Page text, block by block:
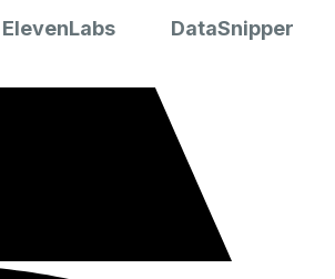
ElevenLabs DataSnipper